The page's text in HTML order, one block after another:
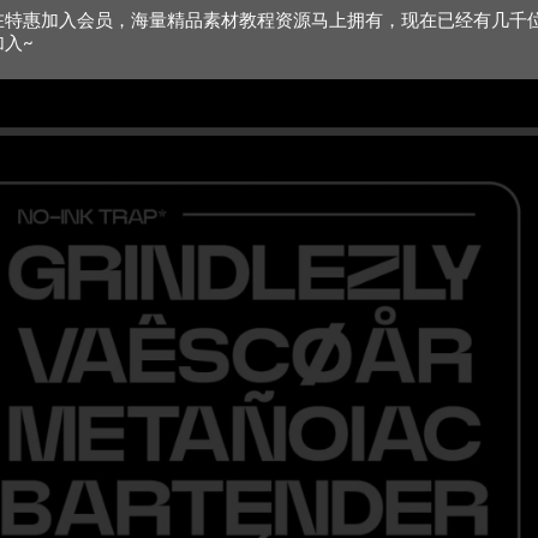
特惠加入会员，海量精品素材教程资源马上拥有，现在已经有几千
入~